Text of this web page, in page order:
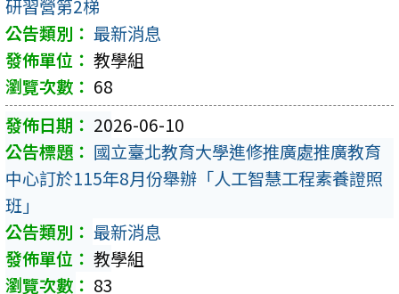
研習營第2梯
最新消息
教學組
68
2026-06-10
國立臺北教育大學進修推廣處推廣教育
中心訂於115年8月份舉辦「人工智慧工程素養證照
班」
最新消息
教學組
83